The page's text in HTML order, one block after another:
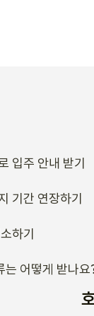
입주 안내 받기
기간 연장하기
하기
는 어떻게 받나요